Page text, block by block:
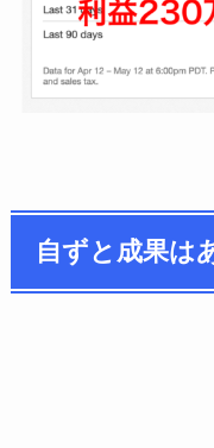
自ずと成果は